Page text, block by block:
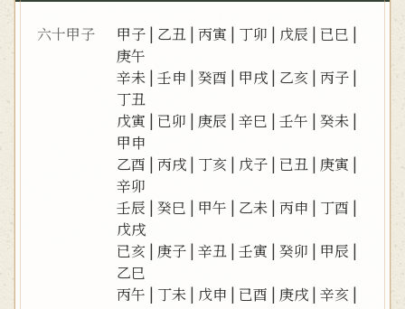
六十甲子 甲子 | 乙丑 |丙寅 | 丁卯 | 戊辰 | 已巳 |
庚午
辛未 |壬申 |癸酉 | 甲戌 | 乙亥 |丙子 |
丁丑
戊寅 | 已卯 | 庚辰 |辛巳 |壬午 |癸未 |
甲申
乙酉 |丙戌 | 丁亥 | 戊子 | 已丑 | 庚寅 |
辛卯
壬辰 |癸巳 | 甲午 | 乙未 |丙申 | 丁酉 |
戊戌
已亥 | 庚子 |辛丑 |壬寅 |癸卯 | 甲辰 |
乙巳
丙午 | 丁未 | 戊申 | 已酉 | 庚戌 |辛亥 |